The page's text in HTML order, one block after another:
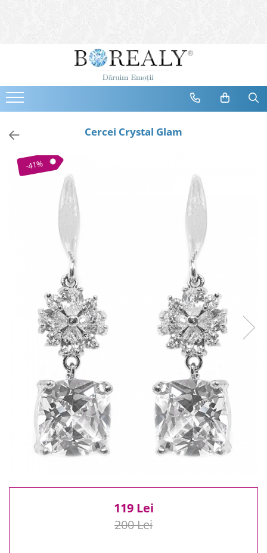
Bijuterii
Cercei
Bratari
Coliere
Brose
Tiare
Bijuterii Femei
Bijuterii Mirese
Cele mai noi
Cele mai vandute
Cele mai votate
Cu video
0 Lei - 100 Lei
100 Lei - 200 Lei
200 Lei - 300 Lei
300 Lei - 500 Lei
500 Lei - 1000 Lei
1000 Lei +
Cercei Crystal Glam
-41%
119 Lei
200 Lei